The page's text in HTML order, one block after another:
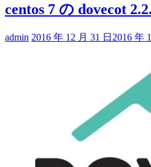
centos 7 の dovecot
admin 2016 年 12 月 31 日 2016 年